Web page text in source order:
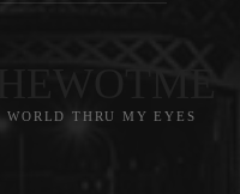
WORLD THRU MY EYES